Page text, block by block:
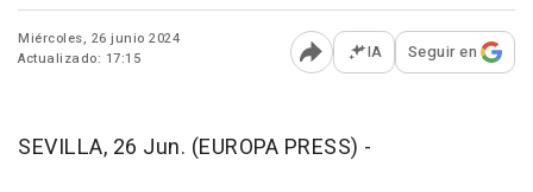
Miércoles, 26 junio 2024
Actualizado: 17:15
Abrir opciones para
IA Seguir en
SEVILLA, 26 Jun. (EUROPA PRESS) -